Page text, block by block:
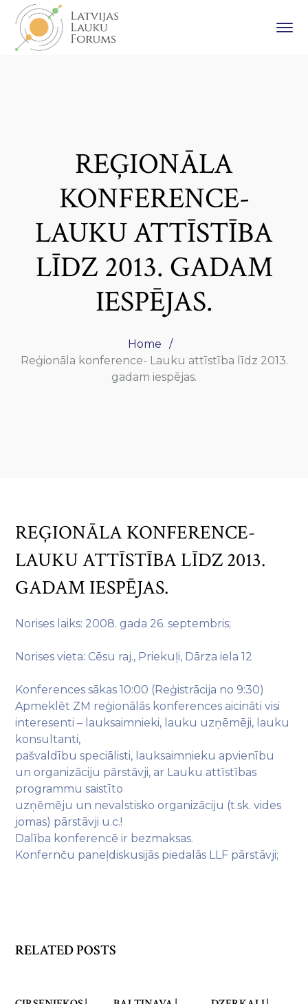
REĢIONĀLA
KONFERENCE-
LAUKU ATTĪSTĪBA
LĪDZ 2013. GADAM
IESPĒJAS.
Home
Reģionāla konference- Lauku attīstība līdz 2013.
gadam iespējas.
REĢIONĀLA KONFERENCE-
LAUKU ATTĪSTĪBA LĪDZ 2013.
GADAM IESPĒJAS.
Norises laiks: 2008. gada 26. septembris;
Norises vieta: Cēsu raj., Priekuļi, Dārza iela 12
Konferences sākas 10:00 (Reģistrācija no 9:30)
Apmeklēt ZM reģionālās konferences aicināti visi
interesenti – lauksaimnieki, lauku uzņēmēji, lauku
konsultanti,
pašvaldību speciālisti, lauksaimnieku apvienību
un organizāciju pārstāvji, ar Lauku attīstības
programmu saistīto
uzņēmēju un nevalstisko organizāciju (t.sk. vides
jomas) pārstāvji u.c.!
Dalība konferencē ir bezmaksas.
Konfernču paneļdiskusijās piedalās LLF pārstāvji;
RELATED POSTS